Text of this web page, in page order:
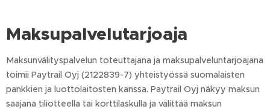
Maksupalvelutarjoaja
Maksunvälityspalvelun toteuttajana ja maksupalveluntarjoajana
toimii Paytrail Oyj (2122839-7) yhteistyössä suomalaisten
pankkien ja luottolaitosten kanssa. Paytrail Oyj näkyy maksun
saajana tiliotteella tai korttilaskulla ja välittää maksun